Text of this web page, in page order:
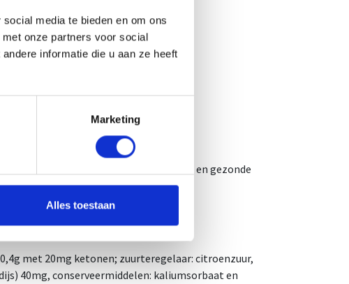
media te bieden en om ons
onze partners voor social
informatie die u aan ze heeft
Marketing
Alles toestaan
vervangen geen gevarieerde en gezonde
met 20mg ketonen; zuurteregelaar: citroenzuur,
40mg, conserveermiddelen: kaliumsorbaat en